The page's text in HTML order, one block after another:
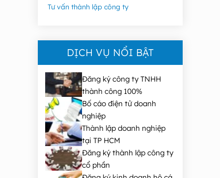
Tư vấn thành lập công ty
DỊCH VỤ NỔI BẬT
Đăng ký công ty TNHH
thành công 100%
Bố cáo điện tử doanh
nghiệp
Thành lập doanh nghiệp
tại TP HCM
Đăng ký thành lập công ty
cổ phần